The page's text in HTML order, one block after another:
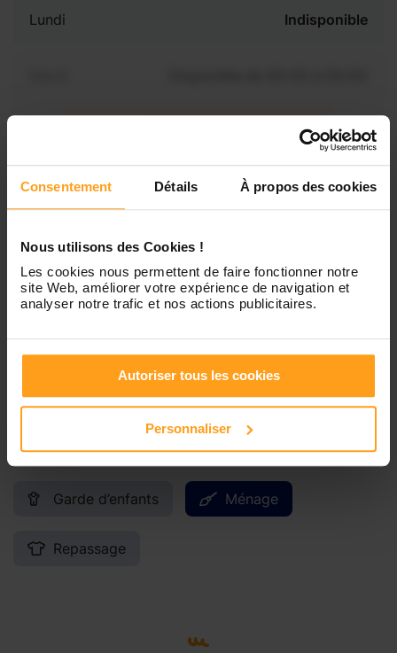
Consentement Détails À propos des cookies
Nous utilisons des Cookies !
Les cookies nous permettent de faire fonctionner notre
site Web, améliorer votre expérience de navigation et
analyser notre trafic et nos actions publicitaires.
Autoriser tous les cookies
Personnaliser
Lundi Indisponible
Disponible de 00:00 à 00:30
Jeudi Disponible de 00:00 à 00:00
Vendredi Disponible de 00:00 à 00:00
Samedi Disponible de 00:00 à 00:00
Dimanche Disponible de 00:00 à 00:00
disponibilités de Omar ?
Services proposés
Garde d’enfants Ménage
Repassage